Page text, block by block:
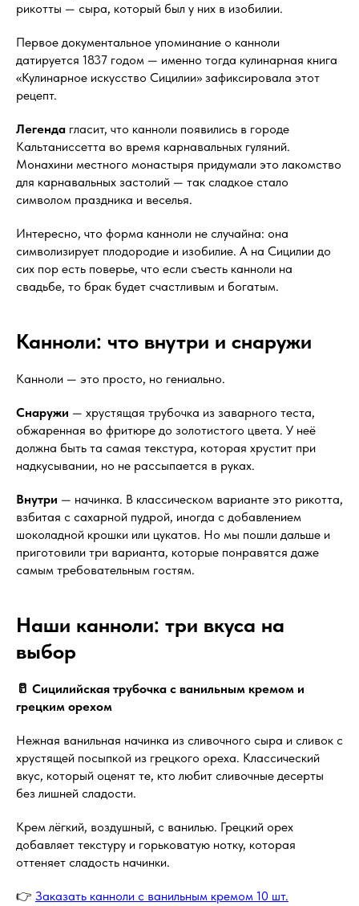
рикотты — сыра, который был у них в изобилии.
Первое документальное упоминание о канноли
датируется 1837 годом — именно тогда кулинарная книга
«Кулинарное искусство Сицилии» зафиксировала этот
рецепт.
Легенда гласит, что канноли появились в городе
Кальтаниссетта во время карнавальных гуляний.
Монахини местного монастыря придумали это лакомство
для карнавальных застолий — так сладкое стало
символом праздника и веселья.
Интересно, что форма канноли не случайна: она
символизирует плодородие и изобилие. А на Сицилии до
сих пор есть поверье, что если съесть канноли на
свадьбе, то брак будет счастливым и богатым.
Канноли: что внутри и снаружи
Канноли — это просто, но гениально.
Снаружи — хрустящая трубочка из заварного теста,
обжаренная во фритюре до золотистого цвета. У неё
должна быть та самая текстура, которая хрустит при
надкусывании, но не рассыпается в руках.
Внутри — начинка. В классическом варианте это рикотта,
взбитая с сахарной пудрой, иногда с добавлением
шоколадной крошки или цукатов. Но мы пошли дальше и
приготовили три варианта, которые понравятся даже
самым требовательным гостям.
Наши канноли: три вкуса на
выбор
🥛 Сицилийская трубочка с ванильным кремом и
грецким орехом
Нежная ванильная начинка из сливочного сыра и сливок с
хрустящей посыпкой из грецкого ореха. Классический
вкус, который оценят те, кто любит сливочные десерты
без лишней сладости.
Крем лёгкий, воздушный, с ванилью. Грецкий орех
добавляет текстуру и горьковатую нотку, которая
оттеняет сладость начинки.
👉 Заказать канноли с ванильным кремом 10 шт.